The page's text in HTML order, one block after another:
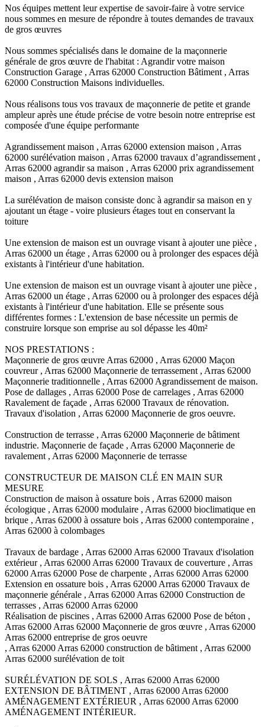
Nos équipes mettent leur expertise de savoir-faire à votre service
nous sommes en mesure de répondre à toutes demandes de travaux
de gros œuvres
Nous sommes spécialisés dans le domaine de la maçonnerie
générale de gros œuvre de l'habitat : Agrandir votre maison
Construction Garage , Arras 62000 Construction Bâtiment , Arras
62000 Construction Maisons individuelles.
Nous réalisons tous vos travaux de maçonnerie de petite et grande
ampleur après une étude précise de votre besoin notre entreprise est
composée d'une équipe performante
Agrandissement maison , Arras 62000 extension maison , Arras
62000 surélévation maison , Arras 62000 travaux d’agrandissement ,
Arras 62000 agrandir sa maison , Arras 62000 prix agrandissement
maison , Arras 62000 devis extension maison
La surélévation de maison consiste donc à agrandir sa maison en y
ajoutant un étage - voire plusieurs étages tout en conservant la
toiture
Une extension de maison est un ouvrage visant à ajouter une pièce ,
Arras 62000 un étage , Arras 62000 ou à prolonger des espaces déjà
existants à l'intérieur d'une habitation.
Une extension de maison est un ouvrage visant à ajouter une pièce ,
Arras 62000 un étage , Arras 62000 ou à prolonger des espaces déjà
existants à l'intérieur d'une habitation. Elle se présente sous
différentes formes : L'extension de base nécessite un permis de
construire lorsque son emprise au sol dépasse les 40m²
NOS PRESTATIONS :
Maçonnerie de gros œuvre Arras 62000 , Arras 62000 Maçon
couvreur , Arras 62000 Maçonnerie de terrassement , Arras 62000
Maçonnerie traditionnelle , Arras 62000 Agrandissement de maison.
Pose de dallages , Arras 62000 Pose de carrelages , Arras 62000
Ravalement de façade , Arras 62000 Travaux de rénovation.
Travaux d'isolation , Arras 62000 Maçonnerie de gros oeuvre.
Construction de terrasse , Arras 62000 Maçonnerie de bâtiment
industrie. Maçonnerie de façade , Arras 62000 Maçonnerie de
ravalement , Arras 62000 Maçonnerie de terrasse
CONSTRUCTEUR DE MAISON CLÉ EN MAIN SUR
MESURE
Construction de maison à ossature bois , Arras 62000 maison
écologique , Arras 62000 modulaire , Arras 62000 bioclimatique en
brique , Arras 62000 à ossature bois , Arras 62000 contemporaine ,
Arras 62000 à colombages
Travaux de bardage , Arras 62000 Arras 62000 Travaux d'isolation
extérieur , Arras 62000 Arras 62000 Travaux de couverture , Arras
62000 Arras 62000 Pose de charpente , Arras 62000 Arras 62000
Extension en ossature bois , Arras 62000 Arras 62000 Travaux de
maçonnerie générale , Arras 62000 Arras 62000 Construction de
terrasses , Arras 62000 Arras 62000
Réalisation de piscines , Arras 62000 Arras 62000 Pose de béton ,
Arras 62000 Arras 62000 Maçonnerie de gros œuvre , Arras 62000
Arras 62000 entreprise de gros oeuvre
, Arras 62000 Arras 62000 construction de bâtiment , Arras 62000
Arras 62000 surélévation de toit
SURÉLÉVATION DE SOLS , Arras 62000 Arras 62000
EXTENSION DE BÂTIMENT , Arras 62000 Arras 62000
AMÉNAGEMENT EXTÉRIEUR , Arras 62000 Arras 62000
AMÉNAGEMENT INTÉRIEUR.